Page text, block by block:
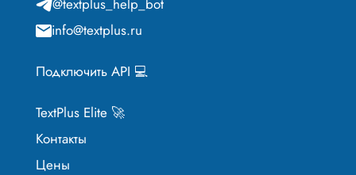
info@textplus.ru
Подключить API 💻
TextPlus Elite 🚀
Контакты
Цены